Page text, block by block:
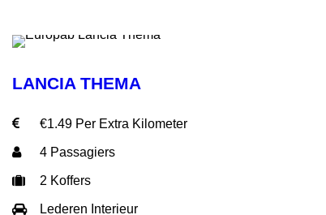
LANCIA THEMA
€1.49 Per Extra Kilometer
4 Passagiers
2 Koffers
Lederen Interieur